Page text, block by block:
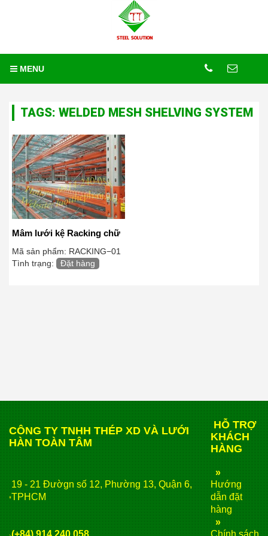
MENU
TAGS: WELDED MESH SHELVING SYSTEM
Mâm lưới kệ Racking chữ
Mã sản phẩm: RACKING−01
Tình trạng:
Đặt hàng
CÔNG TY TNHH THÉP XD VÀ LƯỚI
HÀN TOÀN TÂM
HỖ TRỢ
KHÁCH
HÀNG
19 - 21 Đườgn số 12, Phường 13, Quận 6,
TPHCM
»
Hướng
dẫn đặt
hàng
(+84) 914 240 058
»
Chính sách